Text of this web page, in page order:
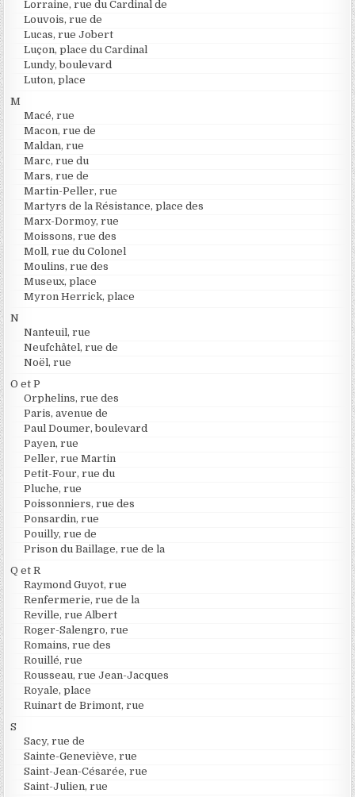
Lorraine, rue du Cardinal de
Louvois, rue de
Lucas, rue Jobert
Luçon, place du Cardinal
Lundy, boulevard
Luton, place
M
Macé, rue
Macon, rue de
Maldan, rue
Marc, rue du
Mars, rue de
Martin-Peller, rue
Martyrs de la Résistance, place des
Marx-Dormoy, rue
Moissons, rue des
Moll, rue du Colonel
Moulins, rue des
Museux, place
Myron Herrick, place
N
Nanteuil, rue
Neufchâtel, rue de
Noël, rue
O et P
Orphelins, rue des
Paris, avenue de
Paul Doumer, boulevard
Payen, rue
Peller, rue Martin
Petit-Four, rue du
Pluche, rue
Poissonniers, rue des
Ponsardin, rue
Pouilly, rue de
Prison du Baillage, rue de la
Q et R
Raymond Guyot, rue
Renfermerie, rue de la
Reville, rue Albert
Roger-Salengro, rue
Romains, rue des
Rouillé, rue
Rousseau, rue Jean-Jacques
Royale, place
Ruinart de Brimont, rue
S
Sacy, rue de
Sainte-Geneviève, rue
Saint-Jean-Césarée, rue
Saint-Julien, rue